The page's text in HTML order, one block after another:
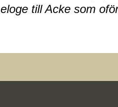
eloge till Acke som